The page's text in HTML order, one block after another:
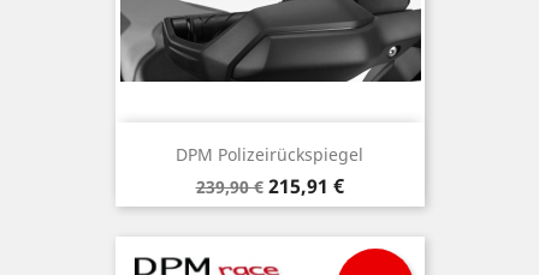
DPM Polizeirückspiegel
Verkaufspreis
239,90 € Preis
215,91 €